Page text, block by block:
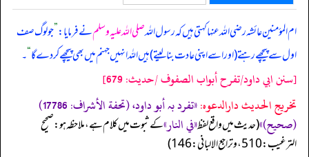
ام المؤمنین عائشہ رضی اللہ عنہا کہتی ہیں کہرسول اللہصلی اللہ علیہ وسلمنے فرمایا:”جو لوگ صف
اول سے پیچھے رہتے (اور اسے اپنی عادت بنا لیتے) ہیں اللہ انہیں جہنم میں بھی پیچھے کر دے گا“۔
[سنن ابي داود/تفرح أبواب الصفوف /حدیث: 679]
تخریج الحدیث دارالدعوہ:
«‏‏‏‏تفرد بہ أبو داود، (تحفة الأشراف: 17786)
(صحیح)»‏‏‏‏ (حدیث میں واقع لفظ«في النار»کے ثبوت میں کلام ہے، ملاحظہ ہو: صحیح
الترغیب: 510، وتراجع الالبانی: 146)